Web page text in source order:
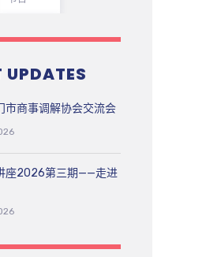
UPDATES
市商事调解协会交流会
座2026第三期——走进